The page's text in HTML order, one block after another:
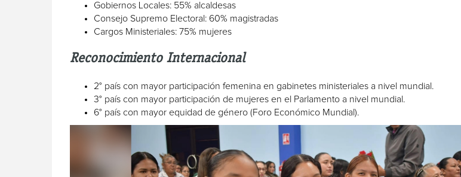
Gobiernos Locales: 55% alcaldesas
Consejo Supremo Electoral: 60% magistradas
Cargos Ministeriales: 75% mujeres
Reconocimiento Internacional
2° país con mayor participación femenina en gabinetes ministeriales a nivel mundial.
3° país con mayor participación de mujeres en el Parlamento a nivel mundial.
6° país con mayor equidad de género (Foro Económico Mundial).